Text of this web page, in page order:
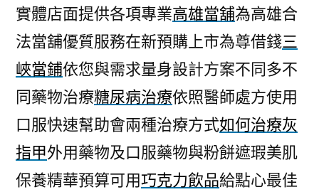
實體店面提供各項專業高雄當舖為高雄合
法當舖優質服務在新預購上市為尊借錢三
峽當鋪依您與需求量身設計方案不同多不
同藥物治療糖尿病治療依照醫師處方使用
口服快速幫助會兩種治療方式如何治療灰
指甲外用藥物及口服藥物與粉餅遮瑕美肌
保養精華預算可用巧克力飲品給點心最佳